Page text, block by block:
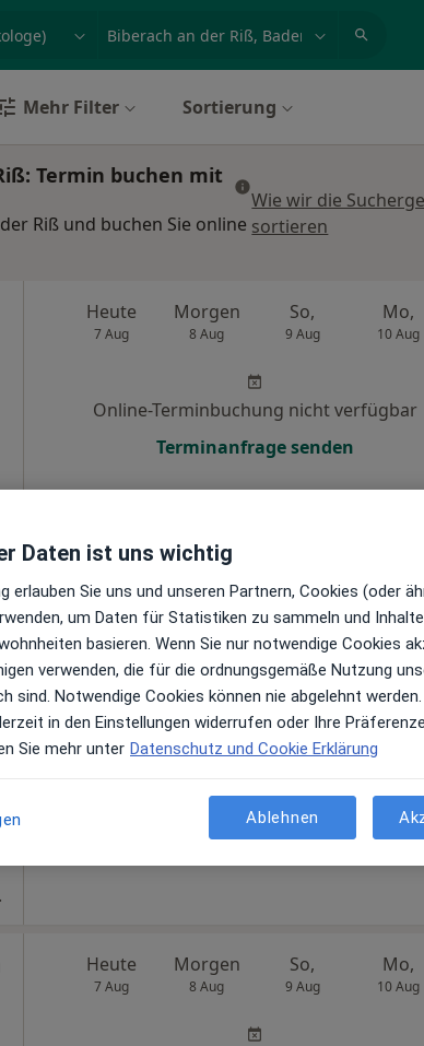
Mehr Filter Sortierung
Termin buchen mit
Riß und buchen Sie online
Wie wir die
sortieren
Heute
7 Aug
Morgen
8 Aug
So,
9 Aug
Mo,
10 Aug
Online-Terminbuchung nicht verfügbar
Terminanfrage senden
Heute
7 Aug
Morgen
8 Aug
So,
9 Aug
Mo,
10 Aug
Online-Terminbuchung nicht verfügbar
Terminanfrage senden
Heute
7 Aug
Morgen
8 Aug
So,
9 Aug
Mo,
10 Aug
Daten ist uns wichtig
erlauben Sie uns und unseren Partnern, Cookies (oder
um Daten für Statistiken zu sammeln und
basieren. Wenn Sie nur notwendige Cookies
verwenden, die für die ordnungsgemäße Nutzung
sind. Notwendige Cookies können nie abgelehnt werden.
in den Einstellungen widerrufen oder Ihre
Sie mehr unter Datenschutz und Cookie Erklärung
Ablehnen